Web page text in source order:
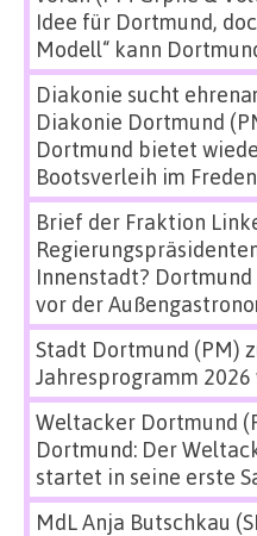
Idee für Dortmund,
Modell“ kann
Diakonie sucht
Diakonie Dortmund
Dortmund bietet
Bootsverleih im
Brief der Fraktion
Innenstadt?
vor der
Stadt Dortmund (PM)
Jahresprogramm 2026
Weltacker Dortmund
Dortmund: Der
startet in seine erste
MdL Anja Butschkau